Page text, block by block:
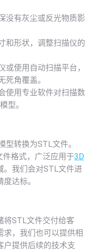
没有灰尘或反光物质影
和形状，调整扫描仪的
或使用自动扫描平台，
死角覆盖。
使用专业软件对扫描数
型。
型转换为STL文件。
格式，广泛应用于3D
。我们会对STL文件进
达标。
将STL文件交付给客
求，我们也可以提供相
户提供后续的技术支